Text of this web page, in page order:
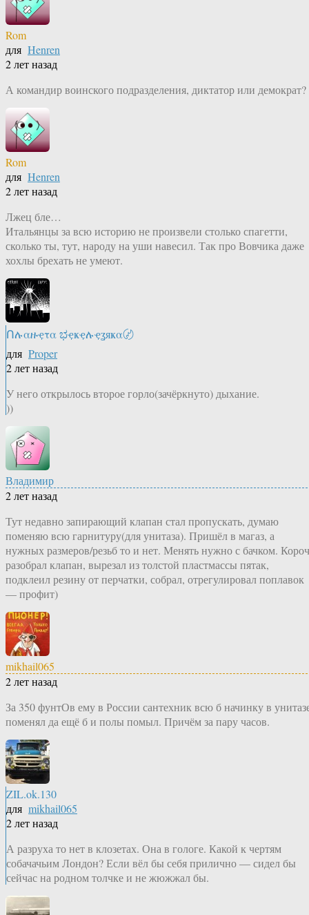
Rom
для Henren
2 лет назад
А командир воинского подразделения, диктатор или демократ?
Rom
для Henren
2 лет назад
Лжец бле…
Итальянцы за всю историю не произвели столько спагетти,
сколько ты, тут, народу на уши навесил. Так про Вовчика даже
хохлы брехать не умеют.
Ոሉαዙҿτα ಭҿҝҿሉҿʓяҝα〄
для Proper
2 лет назад
У него открылось второе горло(зачёркнуто) дыхание.
))
Владимир
2 лет назад
Тут недавно запирающий клапан стал пропускать, думаю
поменяю всю гарнитуру(для унитаза). Пришёл в магаз, а
нужных размеров/резьб то и нет. Менять нужно с бачком.
разобрал клапан, вырезал из толстой пластмассы пятак,
подклеил резину от перчатки, собрал, отрегулировал поплавок
— профит)
mikhail065
2 лет назад
За 350 фунтОв ему в России сантехник всю б начинку в
поменял да ещё б и полы помыл. Причём за пару часов.
ZIL.ok.130
для mikhail065
2 лет назад
А разруха то нет в клозетах. Она в гологе. Какой к чертям
собачачьим Лондон? Если вёл бы себя прилично — сидел бы
сейчас на родном толчке и не жюжжал бы.